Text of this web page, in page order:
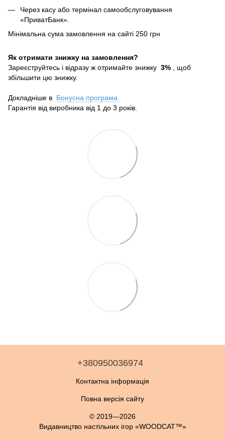
Через касу або термінал самообслуговування
«ПриватБанк».
Мінімальна сума замовлення на сайті 250 грн
Як отримати знижку на замовлення?
Зареєструйтесь і відразу ж отримайте знижку 3% , щоб
збільшити цю знижку.
Докладніше в Бонусна програма.
Гарантія від виробника від 1 до 3 років.
+380950036974
Контактна інформація
Повна версія сайту
© 2019—2026
Видавництво настільних ігор «WOODCAT™»